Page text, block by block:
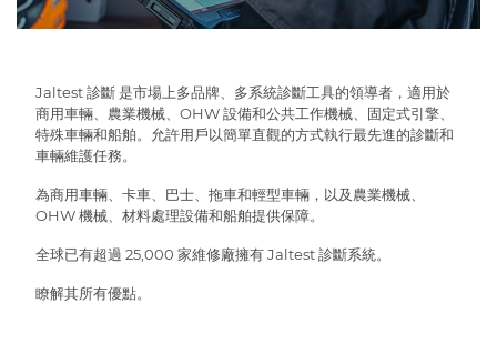
Jaltest 診斷 是市場上多品牌、多系統診斷工具的領導者，適用於
商用車輛、農業機械、OHW 設備和公共工作機械、固定式引擎、
特殊車輛和船舶。允許用戶以簡單直觀的方式執行最先進的診斷和
車輛維護任務。
為商用車輛、卡車、巴士、拖車和輕型車輛，以及農業機械、
OHW 機械、材料處理設備和船舶提供保障。
全球已有超過 25,000 家維修廠擁有 Jaltest 診斷系統。
瞭解其所有優點。